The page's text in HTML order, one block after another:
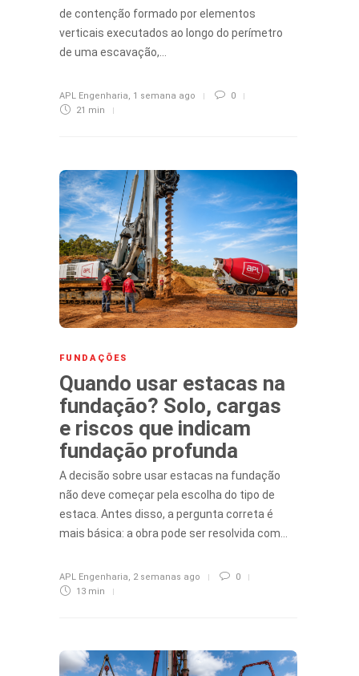
de contenção formado por elementos
verticais executados ao longo do perímetro
de uma escavação,…
APL Engenharia, 1 semana ago
0
21 min
FUNDAÇÕES
Quando usar estacas na
fundação? Solo, cargas
e riscos que indicam
fundação profunda
A decisão sobre usar estacas na fundação
não deve começar pela escolha do tipo de
estaca. Antes disso, a pergunta correta é
mais básica: a obra pode ser resolvida com…
APL Engenharia, 2 semanas ago
0
13 min